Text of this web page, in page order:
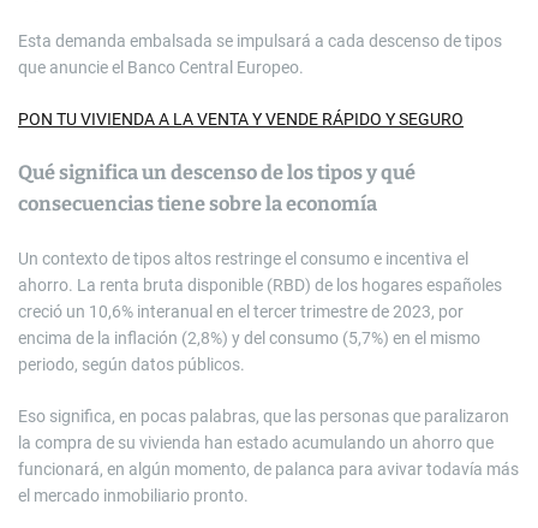
Esta demanda embalsada se impulsará a cada descenso de tipos
que anuncie el Banco Central Europeo.
PON TU VIVIENDA A LA VENTA Y VENDE RÁPIDO Y SEGURO
Qué significa un descenso de los tipos y qué
consecuencias tiene sobre la economía
Un contexto de tipos altos restringe el consumo e incentiva el
ahorro. La renta bruta disponible (RBD) de los hogares españoles
creció un 10,6% interanual en el tercer trimestre de 2023, por
encima de la inflación (2,8%) y del consumo (5,7%) en el mismo
periodo, según datos públicos.
Eso significa, en pocas palabras, que las personas que paralizaron
la compra de su vivienda han estado acumulando un ahorro que
funcionará, en algún momento, de palanca para avivar todavía más
el mercado inmobiliario pronto.